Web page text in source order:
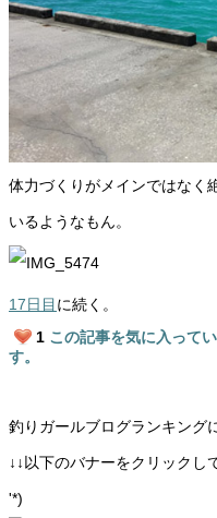
体力づくりがメインではなく
いるようなもん。
17日目 に続く。
1 この記事を気に入って
す。
釣りガールブログランキング
↓↓以下のバナーをクリックし
'*)